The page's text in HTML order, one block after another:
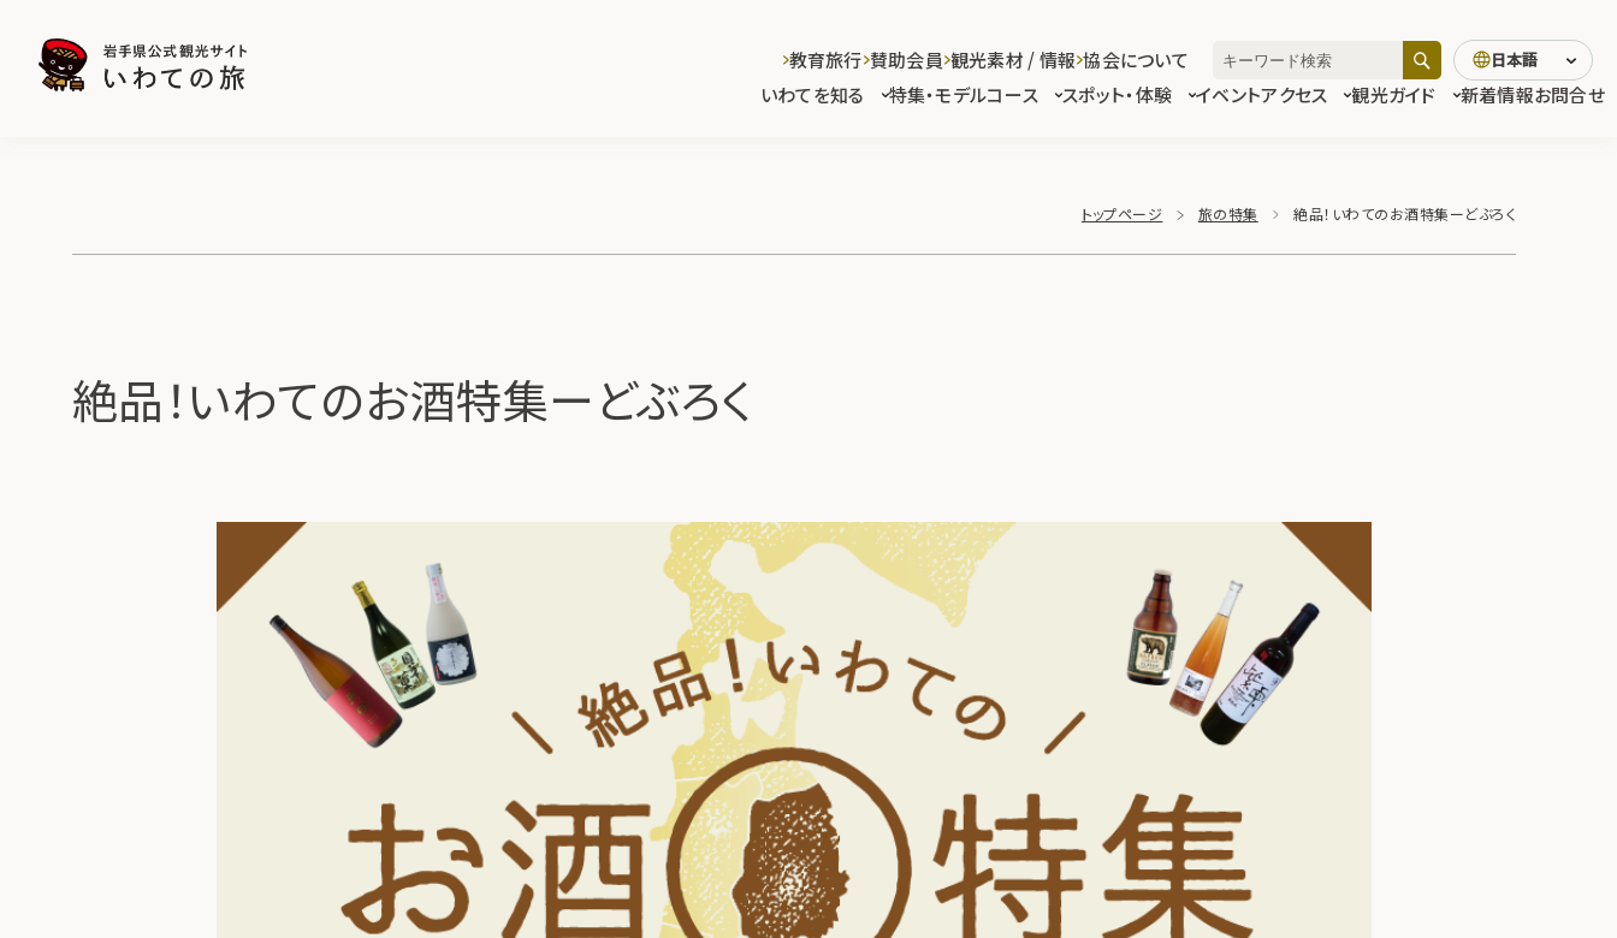
いわてを知る 特集・モデルコース スポット・体験 イベントアクセス 観光ガイド 新着情報お問合せ
教育旅行 賛助会員 観光素材 / 情報 協会について 日本語
トップページ 旅の特集 絶品！いわてのお酒特集ーどぶろく
絶品！いわてのお酒特集ーどぶろく